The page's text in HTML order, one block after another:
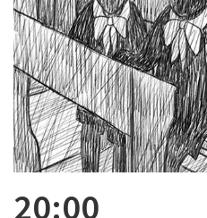
20:00